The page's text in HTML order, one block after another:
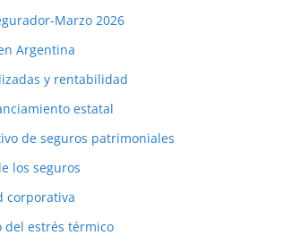
Marzo 2026
Argentina
y rentabilidad
estatal
de seguros patrimoniales
los seguros
corporativa
del estrés térmico